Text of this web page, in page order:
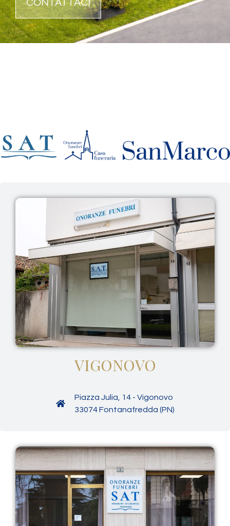
CONTATTACI
VIGONOVO
Piazza Julia, 14 - Vigonovo
33074 Fontanafredda (PN)